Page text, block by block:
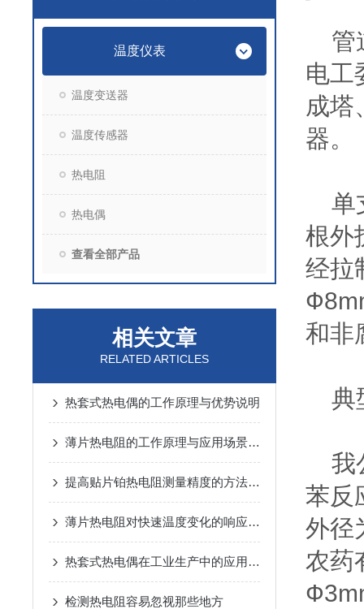
温度仪表
温度变送器
温度传感器
热电阻
热电偶
查看全部产品
相关文章
RELATED ARTICLES
热套式热电偶的工作原理与优势说明
薄片热电阻的工作原理与应用场景解析
提高贴片铂热电阻测量精度的方法介绍
薄片热电阻对快速温度变化的响应特性
热套式热电偶在工业生产中的应用优势
检测热电阻容易忽视那些地方
管
电工
成塔
器。
单
根外
经拉
和非
典
我
苯反
外径
农药